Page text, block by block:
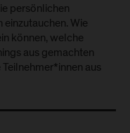
persönlichen
Wie
können, welche
aus gemachten
aus